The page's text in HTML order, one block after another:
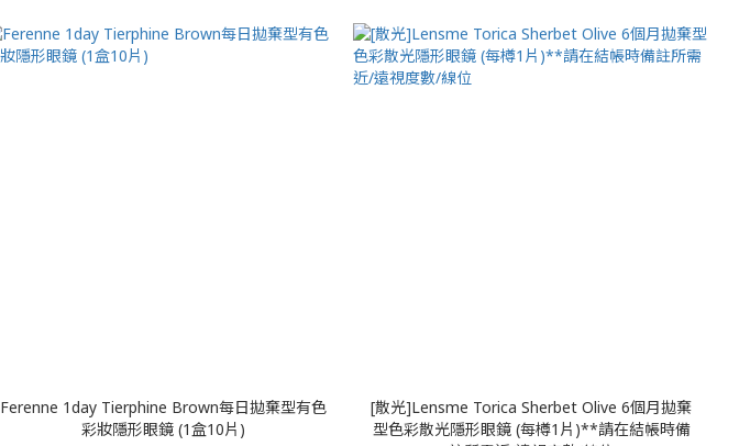
Ferenne 1day Tierphine Brown每日拋棄型有色
彩妝隱形眼鏡 (1盒10片)
[散光]Lensme Torica Sherbet Olive 6個月拋棄
型色彩散光隱形眼鏡 (每樽1片)**請在結帳時備